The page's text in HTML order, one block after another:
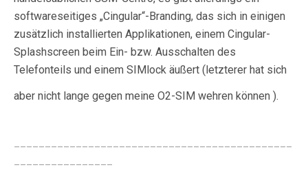
softwareseitiges „Cingular“-Branding, das sich in einigen
zusätzlich installierten Applikationen, einem Cingular-
Splashscreen beim Ein- bzw. Ausschalten des
Telefonteils und einem SIMlock äußert (letzterer hat sich
aber nicht lange gegen meine O2-SIM wehren können ).